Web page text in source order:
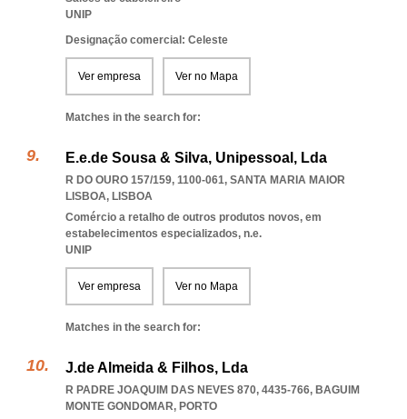
UNIP
Designação comercial: Celeste
Ver empresa Ver no Mapa
Matches in the search for:
E.e.de Sousa & Silva, Unipessoal, Lda
R DO OURO 157/159, 1100-061, SANTA MARIA MAIOR
LISBOA, LISBOA
Comércio a retalho de outros produtos novos, em
estabelecimentos especializados, n.e.
UNIP
Ver empresa Ver no Mapa
Matches in the search for:
J.de Almeida & Filhos, Lda
R PADRE JOAQUIM DAS NEVES 870, 4435-766, BAGUIM
MONTE GONDOMAR, PORTO